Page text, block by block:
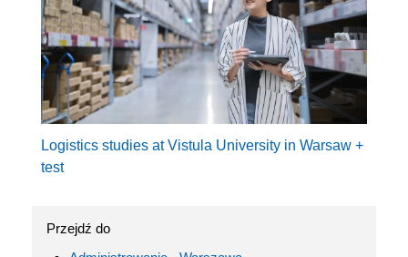
Logistics studies at Vistula University in Warsaw +
test
Przejdź do